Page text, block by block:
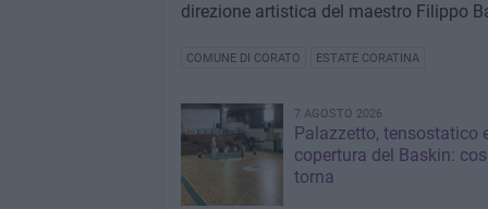
direzione artistica del maestro Filippo
COMUNE DI CORATO ESTATE CORATINA
7 AGOSTO 2026
Palazzetto, tensostatico
copertura del Baskin:
torna